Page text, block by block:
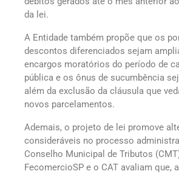
da lei.
A Entidade também propõe que os
descontos diferenciados sejam
encargos moratórios do período de
pública e os ônus de sucumbência
além da exclusão da cláusula que
novos parcelamentos.
Ademais, o projeto de lei promove
consideráveis no processo
Conselho Municipal de Tributos
FecomercioSP e o CAT avaliam que,